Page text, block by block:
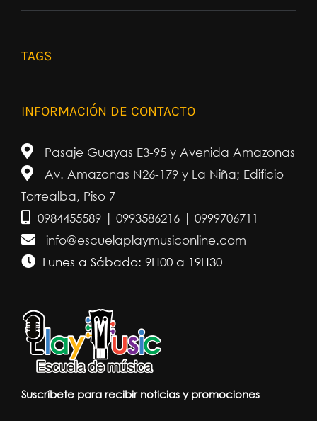
TAGS
INFORMACIÓN DE CONTACTO
Pasaje Guayas E3-95 y Avenida Amazonas
Av. Amazonas N26-179 y La Niña; Edificio
Torrealba, Piso 7
0984455589 | 0993586216 | 0999706711
info@escuelaplaymusiconline.com
Lunes a Sábado: 9H00 a 19H30
Suscríbete para recibir noticias y promociones